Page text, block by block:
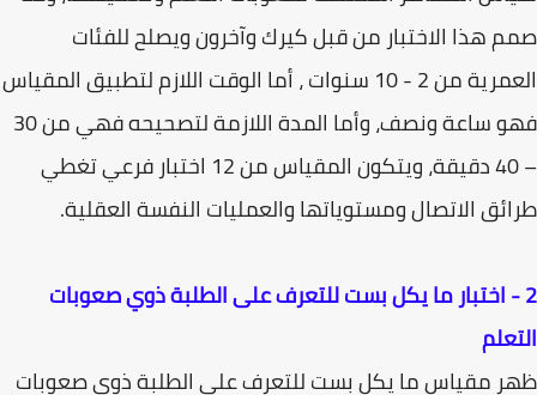
صمم هذا الاختبار من قبل كيرك وآخرون ويصلح للفئات
العمرية من 2 - 10 سنوات ، أما الوقت اللازم لتطبيق المقياس
فهو ساعة ونصف، وأما المدة اللازمة لتصحيحه فهي من 30
– 40 دقيقة، ويتكون المقياس من 12 اختبار فرعي تغطي
طرائق الاتصال ومستوياتها والعمليات النفسة العقلية.
2 - اختبار ما يكل بست للتعرف على الطلبة ذوي صعوبات
التعلم
ظهر مقياس ما يكل بست للتعرف على الطلبة ذوي صعوبات